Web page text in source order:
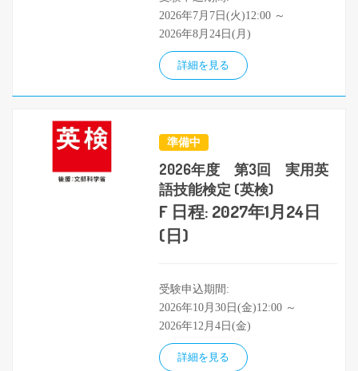
2026年7月7日(火)12:00 ～
2026年8月24日(月)
詳細を見る
準備中
2026年度 第3回 実用英
語技能検定 (英検)
F 日程: 2027年1月24日
(日)
受験申込期間:
2026年10月30日(金)12:00 ～
2026年12月4日(金)
詳細を見る